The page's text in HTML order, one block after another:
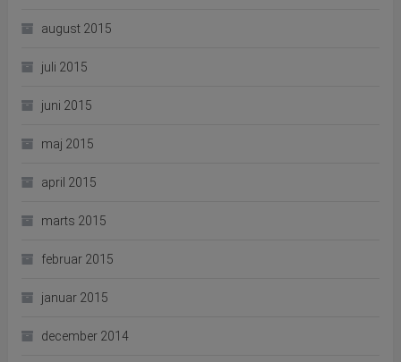
august 2015
juli 2015
juni 2015
maj 2015
april 2015
marts 2015
februar 2015
januar 2015
december 2014